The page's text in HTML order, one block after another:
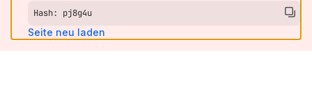
Hash: pj8g4u
Seite neu laden